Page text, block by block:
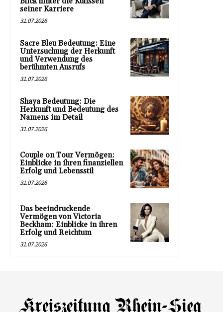
seiner Karriere
31.07.2026
Sacre Bleu Bedeutung: Eine
Untersuchung der Herkunft
und Verwendung des
berühmten Ausrufs
31.07.2026
Shaya Bedeutung: Die
Herkunft und Bedeutung des
Namens im Detail
31.07.2026
Couple on Tour Vermögen:
Einblicke in ihren finanziellen
Erfolg und Lebensstil
31.07.2026
Das beeindruckende
Vermögen von Victoria
Beckham: Einblicke in ihren
Erfolg und Reichtum
31.07.2026